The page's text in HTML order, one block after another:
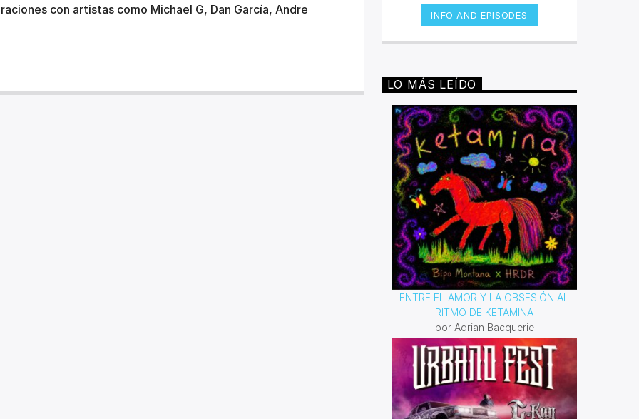
con artistas como Michael G, Dan García, Andre
pit con los grandes clásicos y los
estrenos del Rock Metal, Trash
Metal, Doom, Stoner, Nu Metal, Glam
Metal Progresivo ¡y más
ruido!Miércoles 6pm a 8 pm |
invencible.net
INFO AND EPISODES
LO MÁS LEÍDO
ENTRE EL AMOR Y LA OBSESIÓN AL
RITMO DE KETAMINA
por Adrian Bacquerie